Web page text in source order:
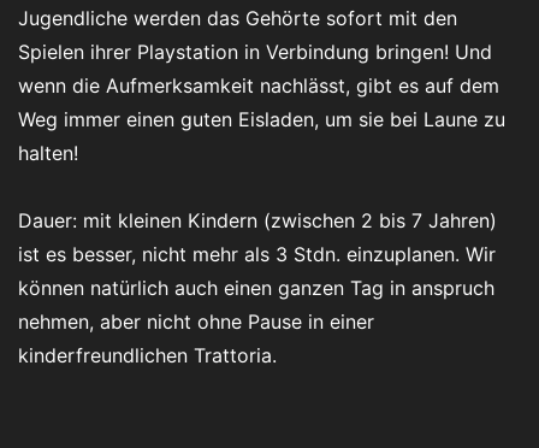
Jugendliche werden das Gehörte sofort mit den
Spielen ihrer Playstation in Verbindung bringen! Und
wenn die Aufmerksamkeit nachlässt, gibt es auf dem
Weg immer einen guten Eisladen, um sie bei Laune zu
halten!
Dauer: mit kleinen Kindern (zwischen 2 bis 7 Jahren)
ist es besser, nicht mehr als 3 Stdn. einzuplanen. Wir
können natürlich auch einen ganzen Tag in anspruch
nehmen, aber nicht ohne Pause in einer
kinderfreundlichen Trattoria.